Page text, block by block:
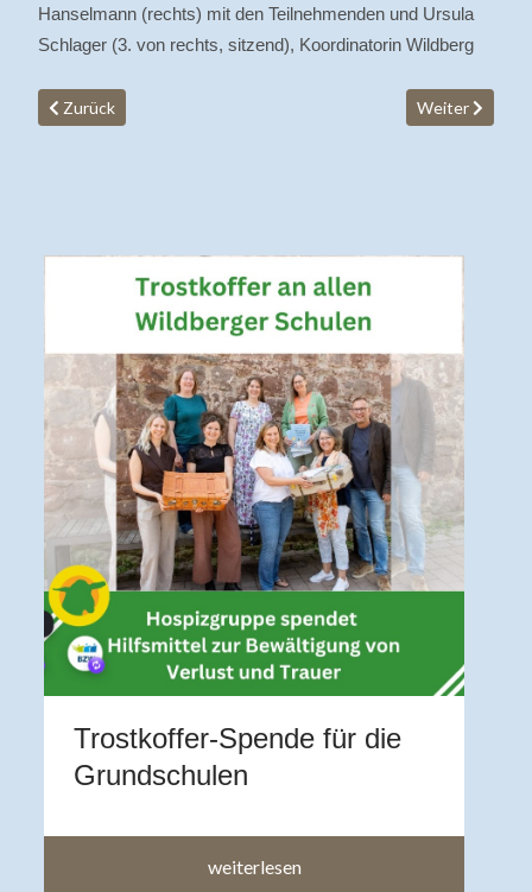
Hanselmann (rechts) mit den Teilnehmenden und Ursula
Schlager (3. von rechts, sitzend), Koordinatorin Wildberg
Vorheriger Beitrag: Fortbildung zum Thema Validation bei
Zurück Nächster
Weiter
Trostkoffer-Spende für die
Grundschulen
weiterlesen